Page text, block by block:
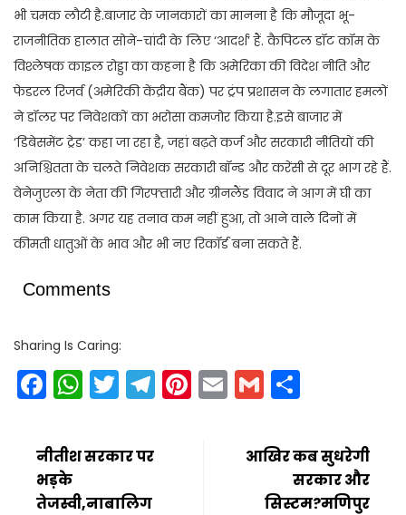
भी चमक लौटी है.बाजार के जानकारों का मानना है कि मौजूदा भू-
राजनीतिक हालात सोने-चांदी के लिए ‘आदर्श’ हैं. कैपिटल डॉट कॉम के
विश्लेषक काइल रोड्डा का कहना है कि अमेरिका की विदेश नीति और
फेडरल रिजर्व (अमेरिकी केंद्रीय बैंक) पर ट्रंप प्रशासन के लगातार हमलों
ने डॉलर पर निवेशकों का भरोसा कमजोर किया है.इसे बाजार में
‘डिबेसमेंट ट्रेड’ कहा जा रहा है, जहां बढ़ते कर्ज और सरकारी नीतियों की
अनिश्चितता के चलते निवेशक सरकारी बॉन्ड और करेंसी से दूर भाग रहे हैं.
वेनेजुएला के नेता की गिरफ्तारी और ग्रीनलैंड विवाद ने आग में घी का
काम किया है. अगर यह तनाव कम नहीं हुआ, तो आने वाले दिनों में
कीमती धातुओं के भाव और भी नए रिकॉर्ड बना सकते हैं.
Comments
Sharing Is Caring:
Facebook
WhatsApp
Twitter
Telegram
Pinterest
EmailGmail
नीतीश सरकार पर
भड़के
तेजस्वी,नाबालिग
आखिर कब सुधरेगी
सरकार और
सिस्टम?मणिपुर